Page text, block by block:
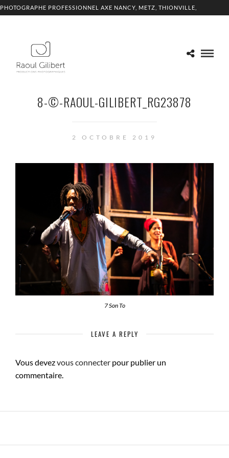
PHOTOGRAPHE PROFESSIONNEL AXE NANCY, METZ, THIONVILLE,
8-©-RAOUL-GILIBERT_RG23878
2 OCTOBRE 2019
7 Son To
LEAVE A REPLY
Vous devezvous connecter pour publier un
commentaire.